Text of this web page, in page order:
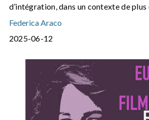
d’intégration, dans un contexte de plus
Federica Araco
2025-06-12